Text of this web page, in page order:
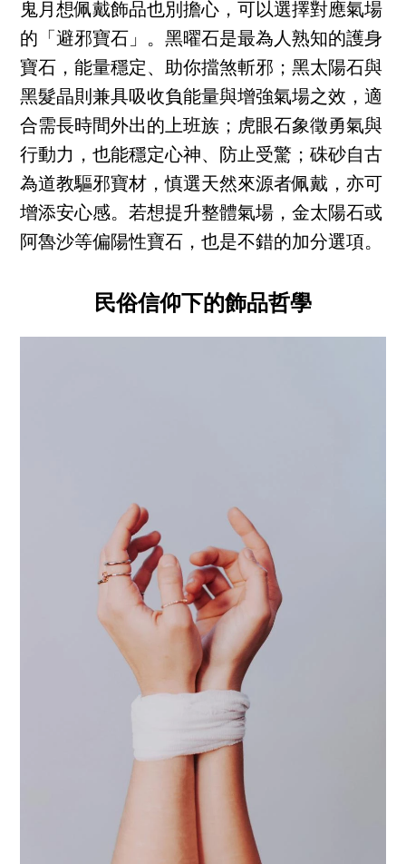
鬼月想佩戴飾品也別擔心，可以選擇對應氣場
的「避邪寶石」。黑曜石是最為人熟知的護身
寶石，能量穩定、助你擋煞斬邪；黑太陽石與
黑髮晶則兼具吸收負能量與增強氣場之效，適
合需長時間外出的上班族；虎眼石象徵勇氣與
行動力，也能穩定心神、防止受驚；硃砂自古
為道教驅邪寶材，慎選天然來源者佩戴，亦可
增添安心感。若想提升整體氣場，金太陽石或
阿魯沙等偏陽性寶石，也是不錯的加分選項。
民俗信仰下的飾品哲學